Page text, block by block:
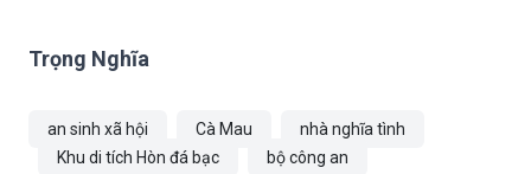
Trọng Nghĩa
an sinh xã hội Cà Mau
nhà nghĩa tình
Khu di tích Hòn đá bạc
bộ công an